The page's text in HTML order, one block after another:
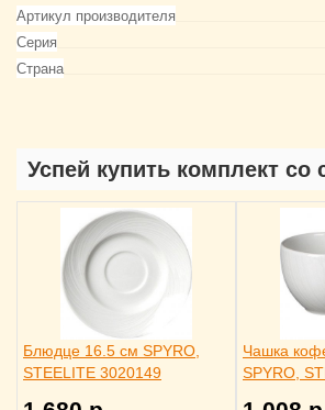
Артикул производителя
Серия
Страна
Успей купить комплект со
Блюдце 16.5 см SPYRO,
STEELITE 3020149
Чашка
SPYRO,